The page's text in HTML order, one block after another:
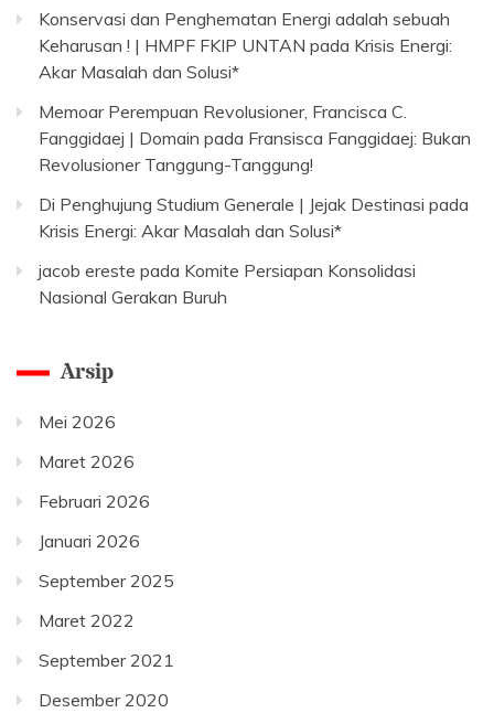
Konservasi dan Penghematan Energi adalah sebuah
Keharusan ! | HMPF FKIP UNTAN pada Krisis Energi:
Akar Masalah dan Solusi*
Memoar Perempuan Revolusioner, Francisca C.
Fanggidaej | Domain pada Fransisca Fanggidaej: Bukan
Revolusioner Tanggung-Tanggung!
Di Penghujung Studium Generale | Jejak Destinasi pada
Krisis Energi: Akar Masalah dan Solusi*
jacob ereste pada Komite Persiapan Konsolidasi
Nasional Gerakan Buruh
Arsip
Mei 2026
Maret 2026
Februari 2026
Januari 2026
September 2025
Maret 2022
September 2021
Desember 2020